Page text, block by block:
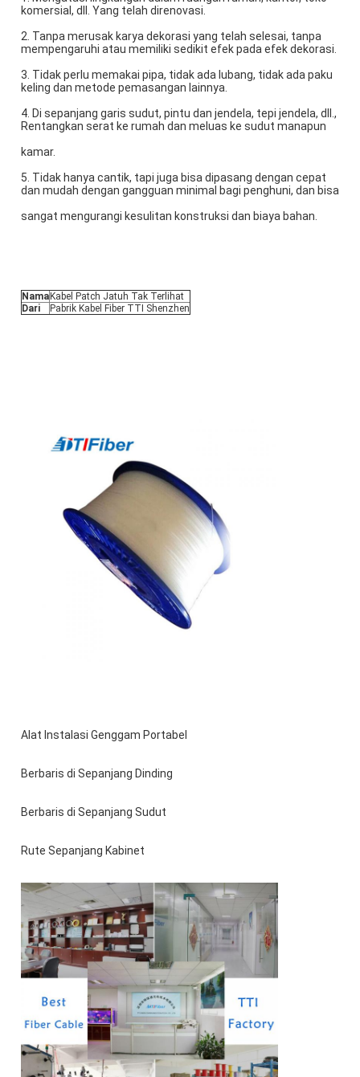
komersial, dll. Yang telah direnovasi.
2. Tanpa merusak karya dekorasi yang telah selesai, tanpa
mempengaruhi atau memiliki sedikit efek pada efek dekorasi.
3. Tidak perlu memakai pipa, tidak ada lubang, tidak ada paku
keling dan metode pemasangan lainnya.
4. Di sepanjang garis sudut, pintu dan jendela, tepi jendela, dll.,
Rentangkan serat ke rumah dan meluas ke sudut manapun
kamar.
5. Tidak hanya cantik, tapi juga bisa dipasang dengan cepat
dan mudah dengan gangguan minimal bagi penghuni, dan bisa
sangat mengurangi kesulitan konstruksi dan biaya bahan.
Nama Kabel Patch Jatuh Tak Terlihat
Dari
Pabrik Kabel Fiber TTI Shenzhen
Alat Instalasi Genggam Portabel
Berbaris di Sepanjang Dinding
Berbaris di Sepanjang Sudut
Rute Sepanjang Kabinet